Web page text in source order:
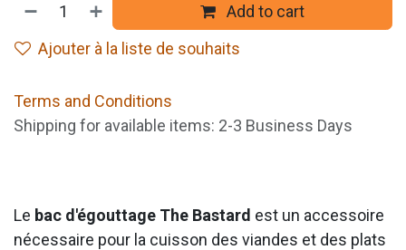
Add to cart
Ajouter à la liste de souhaits
Terms and Conditions
Shipping for available items: 2-3 Business Days
Le bac d'égouttage The Bastard est un accessoire
nécessaire pour la cuisson des viandes et des plats